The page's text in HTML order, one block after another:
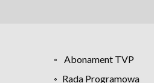
Abonament TVP
Rada Programowa